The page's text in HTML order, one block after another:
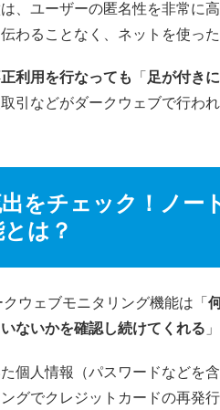
、ユーザーの匿名性を非常に
わることなく、ネットを使っ
利用を行なっても 「足が付き
引などがダークウェブで行われ
をチェック！ノー
は？
ウェブモニタリング機能は「
ないかを確認し続けてくれる
個人情報（パスワードなどを
グでクレジットカードの再発